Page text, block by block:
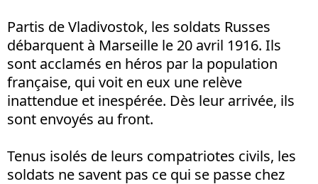
Partis de Vladivostok, les soldats Russes
débarquent à Marseille le 20 avril 1916. Ils
sont acclamés en héros par la population
française, qui voit en eux une relève
inattendue et inespérée. Dès leur arrivée, ils
sont envoyés au front.
Tenus isolés de leurs compatriotes civils, les
soldats ne savent pas ce qui se passe chez